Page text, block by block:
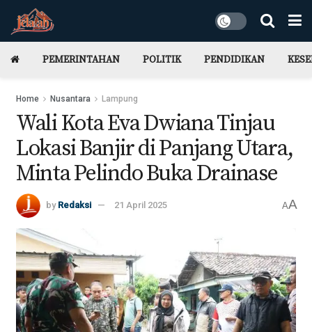
PEMERINTAHAN POLITIK PENDIDIKAN
Home Nusantara Lampung
Wali Kota Eva Dwiana Tinjau
Lokasi Banjir di Panjang Utara,
Minta Pelindo Buka Drainase
by Redaksi 21 April 2025 AA